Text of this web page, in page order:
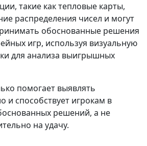
такие как тепловые карты,
распределения чисел и могут
обоснованные решения
игр, используя визуальную
для анализа выигрышных
помогает выявлять
и способствует игрокам в
решений, а не
на удачу.